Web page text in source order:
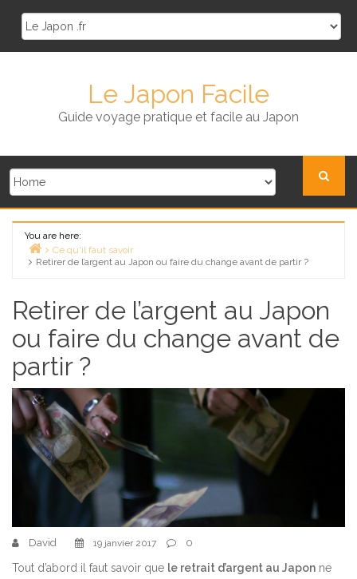
Le Japon Facile
Guide voyage pratique et facile au Japon
You are here:
Home
Ce qu'il faut savoir
Retirer de l’argent au Japon ou faire du change avant de partir ?
Retirer de l’argent au Japon
ou faire du change avant de
partir ?
David 19 janvier 2017 0
Tout d’abord il faut savoir que le retrait d’argent au Japon ne